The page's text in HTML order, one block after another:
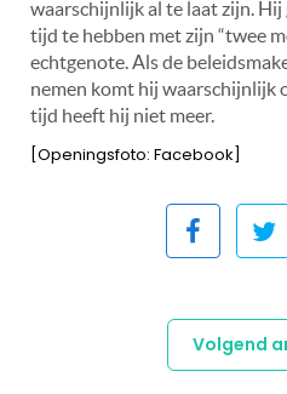
waarschijnlijk al te laat zijn.
tijd te hebben met zijn “twee
echtgenote. Als de
nemen komt hij waarschijnlijk
tijd heeft hij niet meer.
[Openingsfoto: Facebook]
Volgend